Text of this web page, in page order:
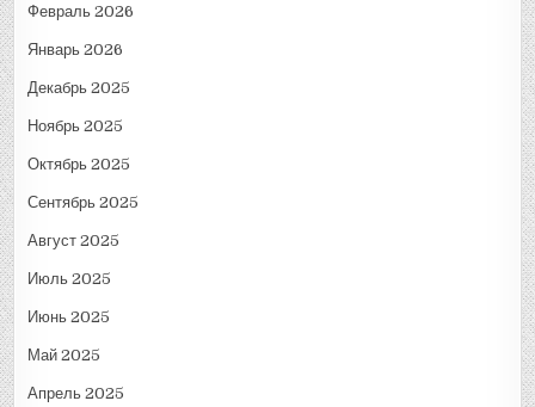
Февраль 2026
Январь 2026
Декабрь 2025
Ноябрь 2025
Октябрь 2025
Сентябрь 2025
Август 2025
Июль 2025
Июнь 2025
Май 2025
Апрель 2025